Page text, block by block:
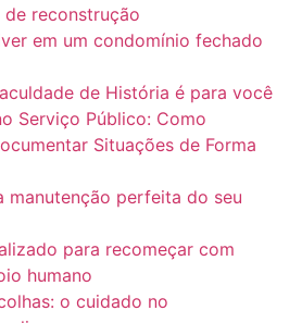
reconstrução
em um condomínio fechado
de História é para você
Serviço Público: Como
Situações de Forma
manutenção perfeita do seu
para recomeçar com
humano
o cuidado no